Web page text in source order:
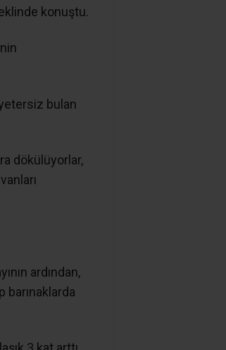
konuştu.
bulan
dökülüyorlar,
ardından,